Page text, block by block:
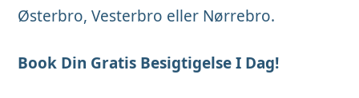
Østerbro, Vesterbro eller Nørrebro.
Book Din Gratis Besigtigelse I Dag!